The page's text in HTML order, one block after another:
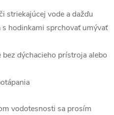
vode a dažďu
sprchovať umývať
dýchacieho prístroja alebo
vodotesnosti sa prosím